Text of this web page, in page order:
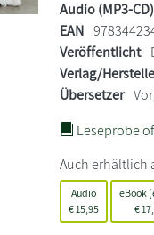
Audio (MP3-CD)
EAN
Veröffentlicht
Verlag/
Übersetzer
Leseprobe
Auch erhältlich
Audio
€ 15,95
eBook
€